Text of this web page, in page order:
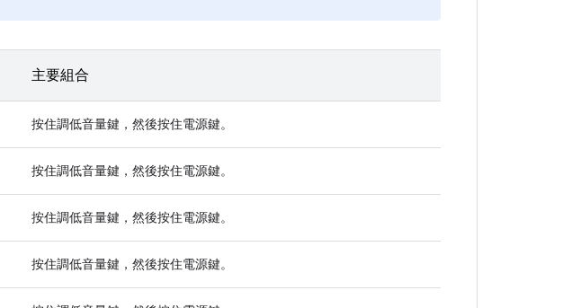
主要組合
按住調低音量鍵，然後按住電源鍵。
按住調低音量鍵，然後按住電源鍵。
按住調低音量鍵，然後按住電源鍵。
按住調低音量鍵，然後按住電源鍵。